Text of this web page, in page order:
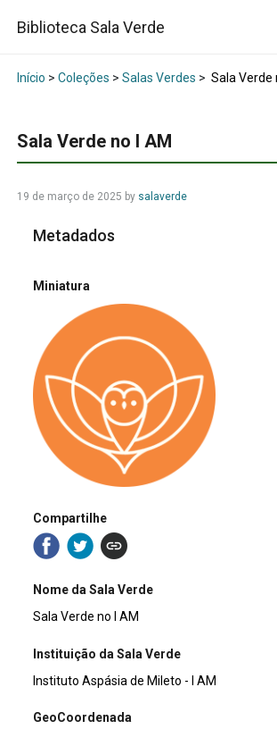
Biblioteca Sala Verde
Início > Coleções > Salas Verdes > Sala Verde
Sala Verde no I AM
19 de março de 2025 by salaverde
Metadados
Miniatura
Compartilhe
Nome da Sala Verde
Sala Verde no I AM
Instituição da Sala Verde
Instituto Aspásia de Mileto - I AM
GeoCoordenada